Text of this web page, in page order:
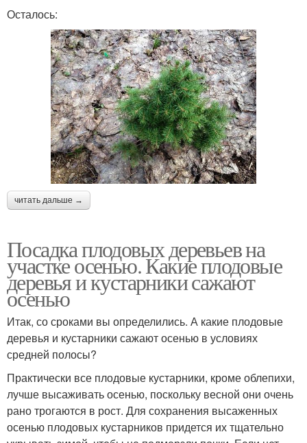
Осталось:
читать дальше →
Посадка плодовых деревьев на
участке осенью. Какие плодовые
деревья и кустарники сажают
осенью
Итак, со сроками вы определились. А какие плодовые
деревья и кустарники сажают осенью в условиях
средней полосы?
Практически все плодовые кустарники, кроме облепихи,
лучше высаживать осенью, поскольку весной они очень
рано трогаются в рост. Для сохранения высаженных
осенью плодовых кустарников придется их тщательно